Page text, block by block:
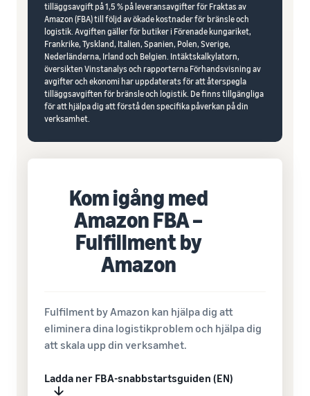
tilläggsavgift på 1,5 % på leveransavgifter för Fraktas av
Amazon (FBA) till följd av ökade kostnader för bränsle och
logistik. Avgiften gäller för butiker i Förenade kungariket,
Frankrike, Tyskland, Italien, Spanien, Polen, Sverige,
Nederländerna, Irland och Belgien. Intäktskalkylatorn,
översikten Vinstanalys och rapporterna Förhandsvisning av
avgifter och ekonomi har uppdaterats för att återspegla
tilläggsavgiften för bränsle och logistik. De finns tillgängliga
för att hjälpa dig att förstå den specifika påverkan på din
verksamhet.
Kom igång med
Amazon FBA –
Fulfillment by
Amazon
Fulfilment by Amazon kan hjälpa dig att
eliminera dina logistikproblem och hjälpa dig
att skala upp din verksamhet.
Ladda ner FBA-snabbstartsguiden (EN)